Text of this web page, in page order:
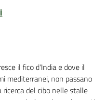
il fico d'India e dove il
mediterranei, non passano
del cibo nelle stalle